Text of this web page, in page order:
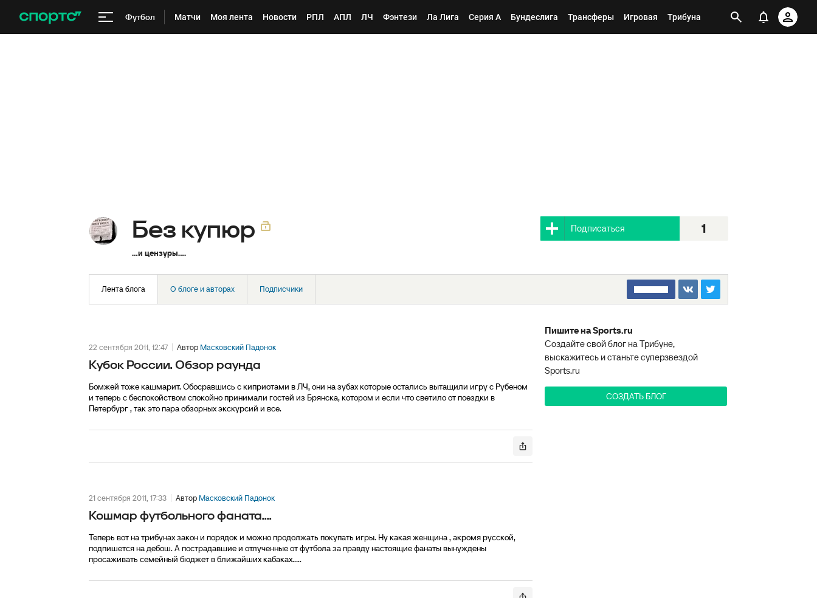
Футбол Матчи Моя лента Новости РПЛ АПЛ ЛЧ Фэнтези Ла Лига Серия А Бундеслига Трансферы Игровая Трибуна
Без купюр
...и цензуры....
Подписаться 1
Лента блога О блоге и авторах Подписчики □□□□□□□□
22 сентября 2011, 12:47 Автор Масковский Падонок
Кубок России. Обзор раунда
Бомжей тоже кашмарит. Обосравшись с киприотами в ЛЧ, они на зубах которые остались вытащили игру с Рубеном
и теперь с беспокойством спокойно принимали гостей из Брянска, котором и если что светило от поездки в
Петербург , так это пара обзорных экскурсий и все.
21 сентября 2011, 17:33 Автор Масковский Падонок
Кошмар футбольного фаната....
Теперь вот на трибунах закон и порядок и можно продолжать покупать игры. Ну какая женщина , акромя русской,
подпишется на дебош. А пострадавшие и отлученные от футбола за правду настоящие фанаты вынуждены
просаживать семейный бюджет в ближайших кабаках.....
Пишите на Sports.ru
Создайте свой блог на Трибуне,
выскажитесь и станьте суперзвездой
Sports.ru
СОЗДАТЬ БЛОГ